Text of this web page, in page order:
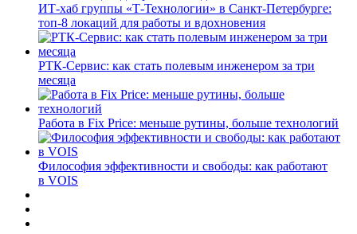
ИТ-хаб группы «Т-Технологии» в Санкт-Петербурге:
топ-8 локаций для работы и вдохновения
РТК-Сервис: как стать полевым инженером за три
месяца
Работа в Fix Price: меньше рутины, больше технологий
Философия эффективности и свободы: как работают
в VOIS